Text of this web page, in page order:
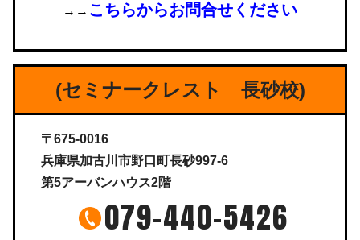
→→ こちらからお問合せください
(セミナークレスト 長砂校)
〒675-0016
兵庫県加古川市野口町長砂997-6
第5アーバンハウス2階
079-440-5426